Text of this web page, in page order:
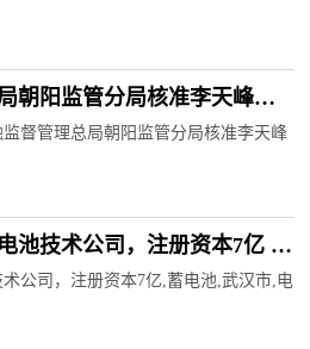
朝阳监管分局核准李天峰中
司朝阳分行副行长任职资格
监督管理总局朝阳监管分局核准李天峰
池技术公司，注册资本7亿 聚
公司，注册资本7亿,蓄电池,武汉市,电